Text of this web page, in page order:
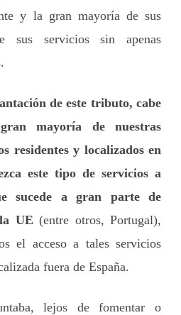
y la gran mayoría de sus
sus servicios sin apenas
de este tributo, cabe
mayoría de nuestras
residentes y localizados en
este tipo de servicios a
sucede a gran parte de
UE (entre otros, Portugal),
el acceso a tales servicios
fuera de España.
lejos de fomentar o